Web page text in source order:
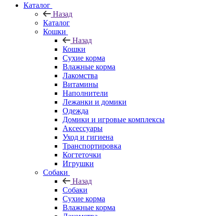
Каталог
Назад
Каталог
Кошки
Назад
Кошки
Сухие корма
Влажные корма
Лакомства
Витамины
Наполнители
Лежанки и домики
Одежда
Домики и игровые комплексы
Аксессуары
Уход и гигиена
Транспортировка
Когтеточки
Игрушки
Собаки
Назад
Собаки
Сухие корма
Влажные корма